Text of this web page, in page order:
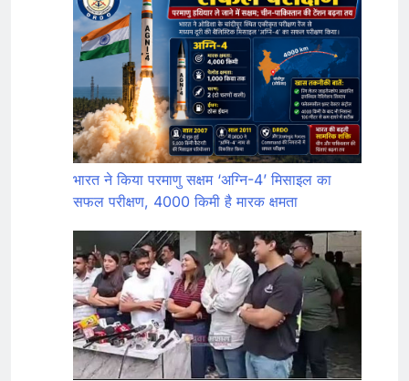
भारत ने किया परमाणु सक्षम ‘अग्नि-4’ मिसाइल का
सफल परीक्षण, 4000 किमी है मारक क्षमता